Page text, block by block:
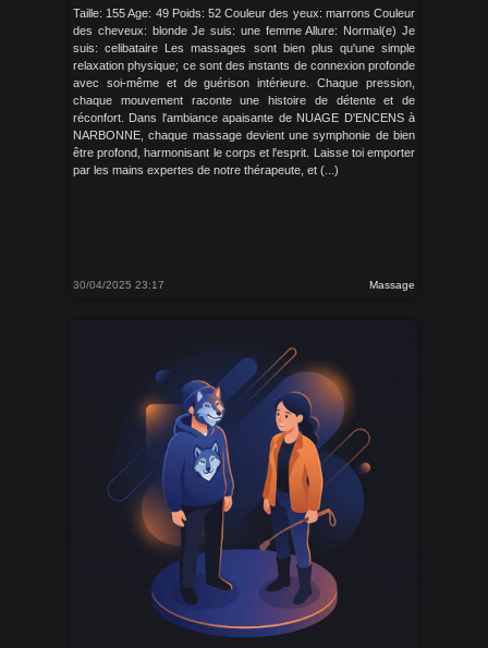
Taille: 155 Age: 49 Poids: 52 Couleur des yeux: marrons Couleur
des cheveux: blonde Je suis: une femme Allure: Normal(e) Je
suis: celibataire Les massages sont bien plus qu'une simple
relaxation physique; ce sont des instants de connexion profonde
avec soi-même et de guérison intérieure. Chaque pression,
chaque mouvement raconte une histoire de détente et de
réconfort. Dans l'ambiance apaisante de NUAGE D'ENCENS à
NARBONNE, chaque massage devient une symphonie de bien
être profond, harmonisant le corps et l'esprit. Laisse toi emporter
par les mains expertes de notre thérapeute, et (...)
30/04/2025 23:17 Massage